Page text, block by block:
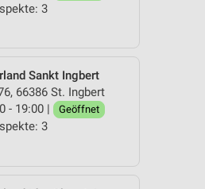
3
Sankt Ingbert
66386 St. Ingbert
- 19:00 |
Geöffnet
3